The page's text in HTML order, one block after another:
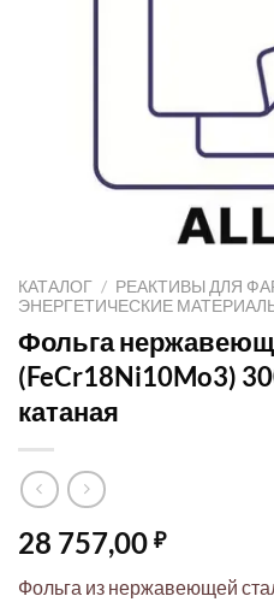
КАТАЛОГ / РЕАКТИВЫ ДЛЯ
ЭНЕРГЕТИЧЕСКИЕ
Фольга
(FeCr18Ni10Mo3)
катаная
28 757,00 ₽
Фольга из нержавеющей